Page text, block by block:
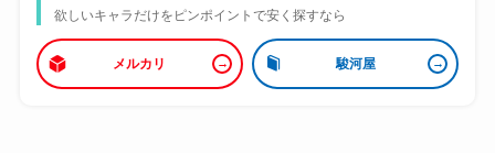
欲しいキャラだけをピンポイントで安く探すなら
メルカリ 駿河屋